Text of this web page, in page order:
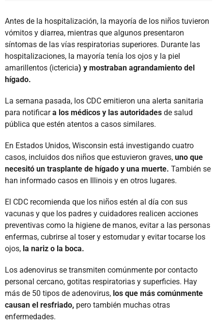
Antes de la hospitalización, la mayoría de los niños tuvieron
vómitos y diarrea, mientras que algunos presentaron
síntomas de las vías respiratorias superiores. Durante las
hospitalizaciones, la mayoría tenía los ojos y la piel
amarillentos (ictericia) y mostraban agrandamiento del
hígado.
La semana pasada, los CDC emitieron una alerta sanitaria
para notificara los médicos y las autoridades de salud
pública que estén atentos a casos similares.
En Estados Unidos, Wisconsin está investigando cuatro
casos, incluidos dos niños que estuvieron graves, uno que
necesitó un trasplante de hígado y una muerte. También se
han informado casos en Illinois y en otros lugares.
El CDC recomienda que los niños estén al día con sus
vacunas y que los padres y cuidadores realicen acciones
preventivas como la higiene de manos, evitar a las personas
enfermas, cubrirse al toser y estornudar y evitar tocarse los
ojos, la nariz o la boca.
Los adenovirus se transmiten comúnmente por contacto
personal cercano, gotitas respiratorias y superficies. Hay
más de 50 tipos de adenovirus, los que más comúnmente
causan el resfriado, pero también muchas otras
enfermedades.